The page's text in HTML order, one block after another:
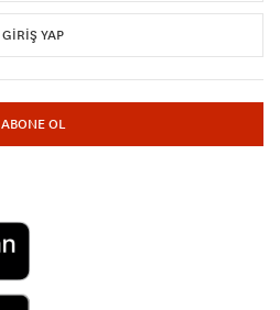
GIRIŞ YAP
ABONE OL